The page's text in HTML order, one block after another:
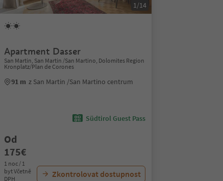
1/14
Apartment Dasser
San Martin, San Martin /San Martino, Dolomites Region
Kronplatz/Plan de Corones
91 m z San Martin /San Martino centrum
Südtirol Guest Pass
Od
175€
1 noc / 1
byt Včetně
DPH
Zkontrolovat dostupnost